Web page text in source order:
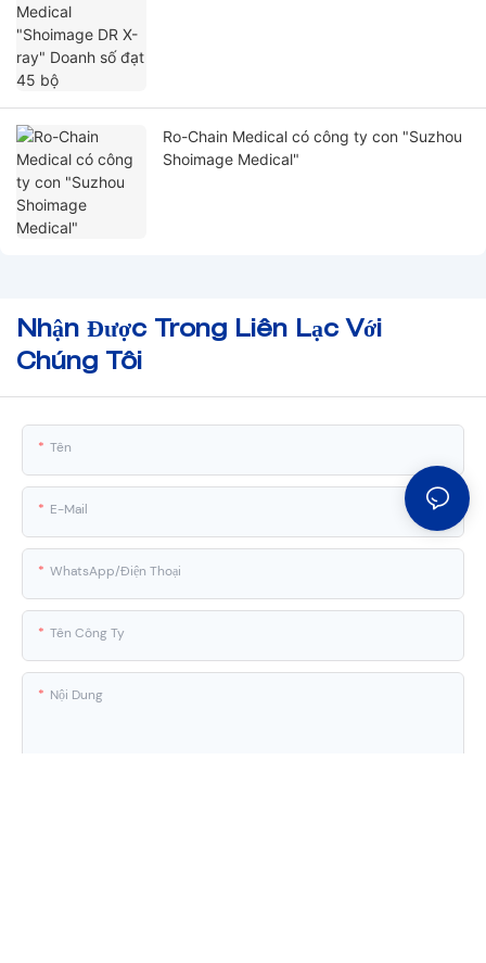
Ro-Chain Medical có công ty con "Suzhou
Shoimage Medical"
Nhận Được Trong Liên Lạc Với
Chúng Tôi
Tên
E-Mail
WhatsApp/Điện Thoại
Tên Công Ty
Nội Dung